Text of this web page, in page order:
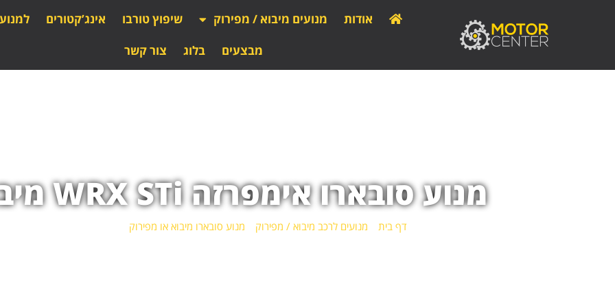
אודות מנועים מיבוא / מפירוק שיפוץ טורבו אינג’קטורים
למנוע
מבצעים
בלוג צור קשר
מנוע סובארו אימפרזה WRX STi מיבוא או מפירוק
דף בית מנועים לרכב מיבוא / מפירוק מנוע סובארו מיבוא או מפירוק